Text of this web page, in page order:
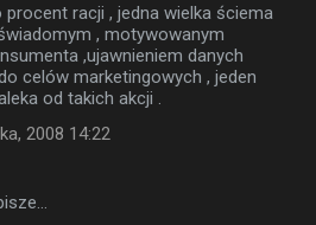
racji , jedna wielka ściema
, motywowanym
,ujawnieniem danych
celów marketingowych , jeden
od takich akcji .
2008 14:22